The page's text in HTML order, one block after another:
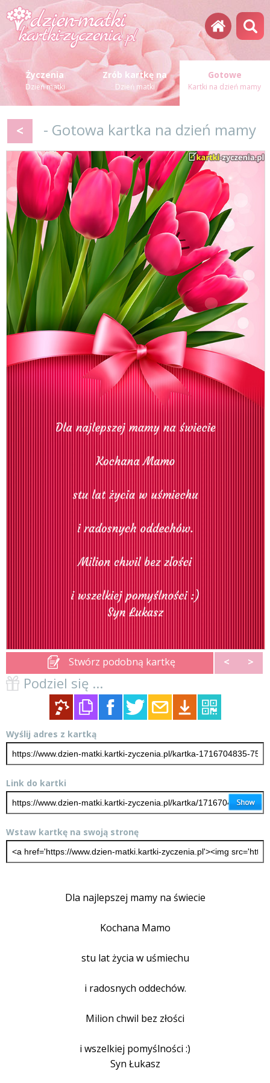
Życzenia
Dzień matki
Zrób kartkę na
Dzień matki
Gotowe
Kartki na dzień mamy
< - Gotowa kartka na dzień mamy
Stwórz podobną kartkę < >
Podziel się ...
Wyślij adres z kartką
Link do kartki
Wstaw kartkę na swoją stronę
Dla najlepszej mamy na świecie
Kochana Mamo
stu lat życia w uśmiechu
i radosnych oddechów.
Milion chwil bez złości
i wszelkiej pomyślności :)
Syn Łukasz